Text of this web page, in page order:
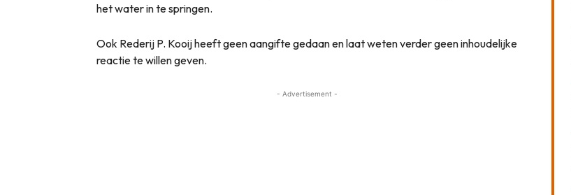
het water in te springen.
Ook Rederij P. Kooij heeft geen aangifte gedaan en laat weten verder geen inhoudelijke
reactie te willen geven.
- Advertisement -